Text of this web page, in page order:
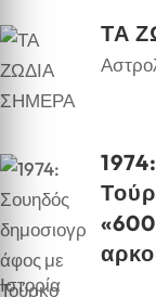
ΤΑ
Ιστορία